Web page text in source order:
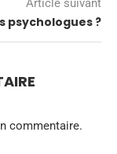
Article suivant
psychologues ?
commentaire.